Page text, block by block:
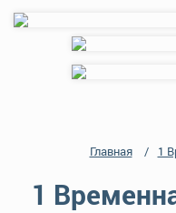
Главная 1
1